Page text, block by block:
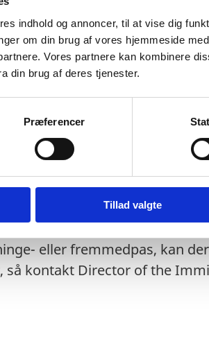
indhold og annoncer, til at vise dig
om din brug af vores hjemmeside
Vores partnere kan kombinere
din brug af deres tjenester.
Præferencer
Tillad valgte
pas): Ingen information.
transitland på rejsen
ambassade.
i dit pas kan medføre, at
eller fremmedpas, kan
så kontakt Director of the